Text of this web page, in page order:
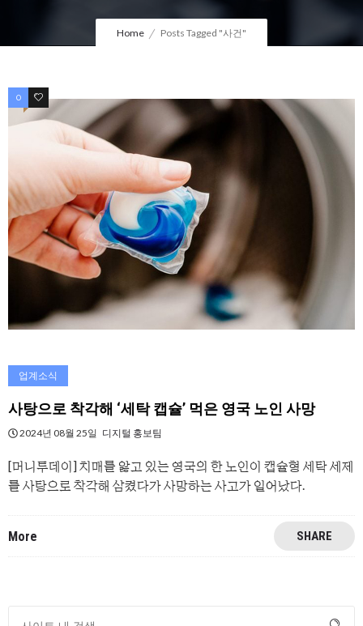
Home Posts Tagged "사건"
0 0
업계소식
사탕으로 착각해 ‘세탁 캡슐’ 먹은 영국 노인 사망
2024년 08월 25일 디지털 홍보팀
[머니투데이] 치매를 앓고 있는 영국의 한 노인이 캡슐형 세탁 세제
를 사탕으로 착각해 삼켰다가 사망하는 사고가 일어났다.
More SHARE